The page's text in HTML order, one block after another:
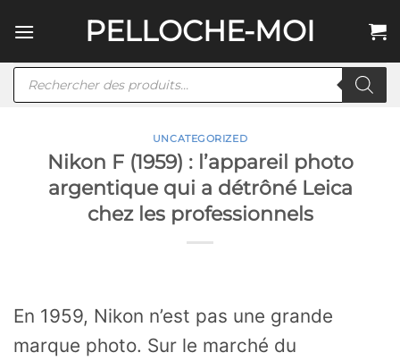
au
PELLOCHE-MOI
Recherche
UNCATEGORIZED
Nikon F (1959) : l’appareil photo
argentique qui a détrôné Leica
chez les professionnels
En 1959, Nikon n’est pas une grande
marque photo. Sur le marché du